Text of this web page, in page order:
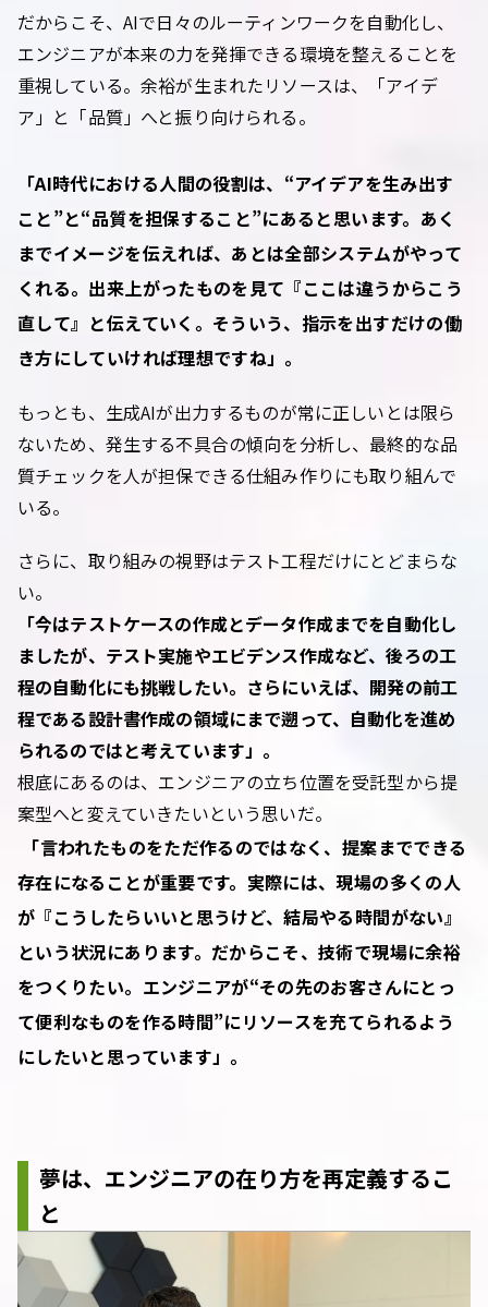
だからこそ、AIで日々のルーティンワークを自動化し、
エンジニアが本来の力を発揮できる環境を整えることを
重視している。余裕が生まれたリソースは、「アイデ
ア」と「品質」へと振り向けられる。
「AI時代における人間の役割は、“アイデアを生み出す
こと”と“品質を担保すること”にあると思います。あく
までイメージを伝えれば、あとは全部システムがやって
くれる。出来上がったものを見て『ここは違うからこう
直して』と伝えていく。そういう、指示を出すだけの働
き方にしていければ理想ですね」。
もっとも、生成AIが出力するものが常に正しいとは限ら
ないため、発生する不具合の傾向を分析し、最終的な品
質チェックを人が担保できる仕組み作りにも取り組んで
いる。
さらに、取り組みの視野はテスト工程だけにとどまらな
い。
「今はテストケースの作成とデータ作成までを自動化し
ましたが、テスト実施やエビデンス作成など、後ろの工
程の自動化にも挑戦したい。さらにいえば、開発の前工
程である設計書作成の領域にまで遡って、自動化を進め
られるのではと考えています」。
根底にあるのは、エンジニアの立ち位置を受託型から提
案型へと変えていきたいという思いだ。
「言われたものをただ作るのではなく、提案までできる
存在になることが重要です。実際には、現場の多くの人
が『こうしたらいいと思うけど、結局やる時間がない』
という状況にあります。だからこそ、技術で現場に余裕
をつくりたい。エンジニアが“その先のお客さんにとっ
て便利なものを作る時間”にリソースを充てられるよう
にしたいと思っています」。
夢は、エンジニアの在り方を再定義するこ
と